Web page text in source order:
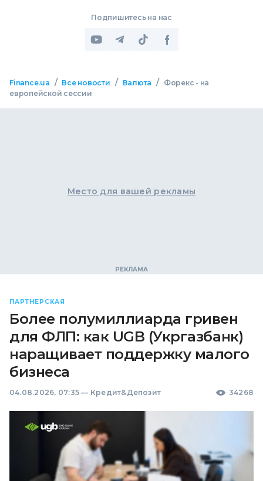
Подпишитесь на нас
Finance.ua / Все новости / Валюта /
Форекс - на
европейской сессии
Место для вашей рекламы
ПАРТНЕРСКАЯ
Более полумиллиарда гривен
для ФЛП: как UGB (Укргазбанк)
наращивает поддержку малого
бизнеса
04.08.2026, 07:35 — Кредит&Депозит 34268